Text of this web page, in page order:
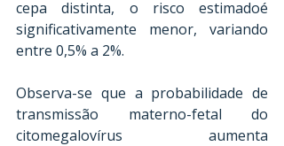
cepa distinta, o risco estimadoé
significativamente menor, variando
entre 0,5% a 2%.
Observa-se que a probabilidade de
transmissão materno-fetal do
citomegalovírus aumenta